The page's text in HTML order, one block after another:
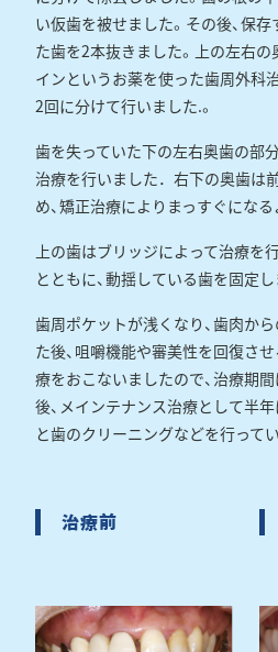
い仮歯を被せました。その後、保
た歯を2本抜きました。上の左右の
インというお薬を使った歯周外科
2回に分けて行いました.。
歯を失っていた下の左右奥歯の部
治療を行いました．右下の奥歯は
め、矯正治療によりまっすぐになる
上の歯はブリッジによって治療を
とともに、動揺している歯を固定し
歯周ポケットが浅くなり、歯肉か
た後、咀嚼機能や審美性を回復さ
療をおこないましたので、治療期
後、メインテナンス治療として半
と歯のクリーニングなどを行ってい
治療前